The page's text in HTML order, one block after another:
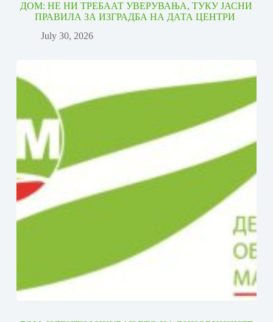
ДОМ: НЕ НИ ТРЕБААТ УВЕРУВАЊА, ТУКУ ЈАСНИ
ПРАВИЛА ЗА ИЗГРАДБА НА ДАТА ЦЕНТРИ
July 30, 2026